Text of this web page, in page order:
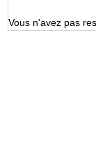
Vous n'avez pas